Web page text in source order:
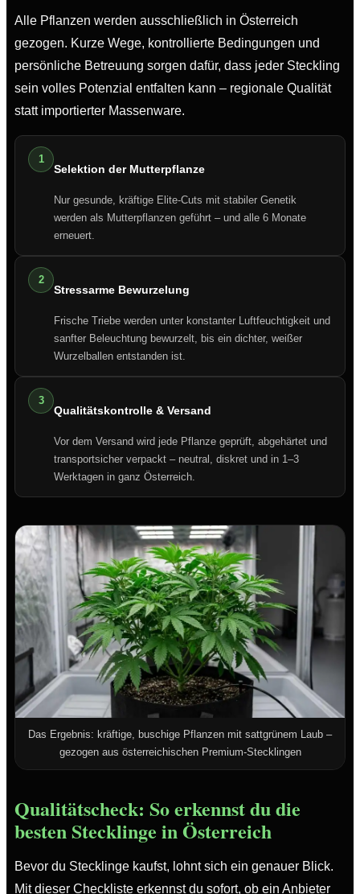
Alle Pflanzen werden ausschließlich in Österreich
gezogen. Kurze Wege, kontrollierte Bedingungen und
persönliche Betreuung sorgen dafür, dass jeder Steckling
sein volles Potenzial entfalten kann – regionale Qualität
statt importierter Massenware.
1
Selektion der Mutterpflanze
Nur gesunde, kräftige Elite-Cuts mit stabiler Genetik
werden als Mutterpflanzen geführt – und alle 6 Monate
erneuert.
2
Stressarme Bewurzelung
Frische Triebe werden unter konstanter Luftfeuchtigkeit und
sanfter Beleuchtung bewurzelt, bis ein dichter, weißer
Wurzelballen entstanden ist.
3
Qualitätskontrolle & Versand
Vor dem Versand wird jede Pflanze geprüft, abgehärtet und
transportsicher verpackt – neutral, diskret und in 1–3
Werktagen in ganz Österreich.
Das Ergebnis: kräftige, buschige Pflanzen mit sattgrünem Laub –
gezogen aus österreichischen Premium-Stecklingen
Qualitätscheck: So erkennst du die
besten Stecklinge in Österreich
Bevor du Stecklinge kaufst, lohnt sich ein genauer Blick.
Mit dieser Checkliste erkennst du sofort, ob ein Anbieter